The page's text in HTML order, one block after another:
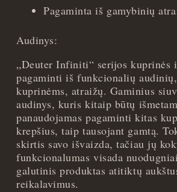
Pagaminta iš gamybinių
Audinys:
„Deuter Infiniti“ serijos kuprinės
pagaminti iš funkcionalių
kuprinėms, atraižų. Gaminius
audinys, kuris kitaip būtų
panaudojamas pagaminti kitas
krepšius, taip tausojant gamtą.
skirtis savo išvaizda, tačiau jų
funkcionalumas visada
galutinis produktas atitiktų
reikalavimus.